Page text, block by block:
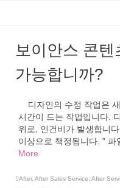
보이안스 콘
가능합니까?
디자인의 수정 작업은
시간이 드는 작업입니다.
위로, 인건비가 발생합니
이상으로 책정됩니다. ”
More
After, After Sales Service After